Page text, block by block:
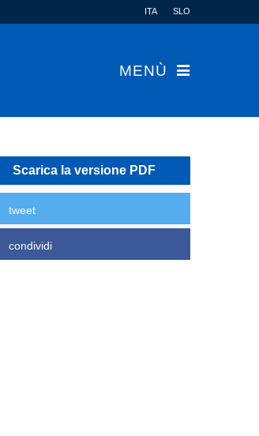
ITA SLO
MENÙ
Scarica la versione PDF
tweet
condividi